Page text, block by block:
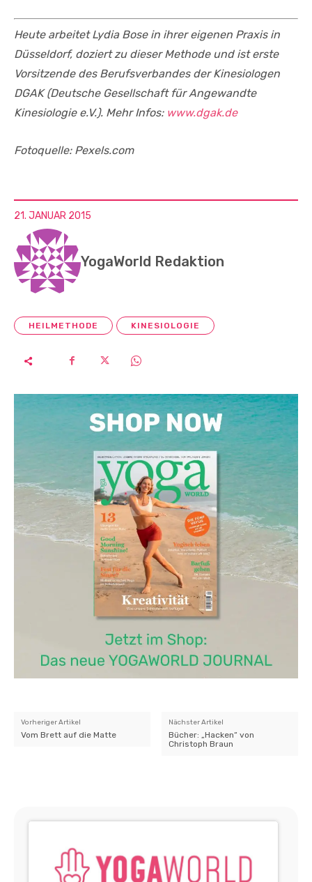
Heute arbeitet Lydia Bose in ihrer eigenen Praxis in
Düsseldorf, doziert zu dieser Methode und ist erste
Vorsitzende des Berufsverbandes der Kinesiologen
DGAK (Deutsche Gesellschaft für Angewandte
Kinesiologie e.V.). Mehr Infos: www.dgak.de
Fotoquelle: Pexels.com
21. JANUAR 2015
YogaWorld Redaktion
HEILMETHODE KINESIOLOGIE
Vorheriger Artikel
Vom Brett auf die Matte
Nächster Artikel
Bücher: „Hacken“ von
Christoph Braun